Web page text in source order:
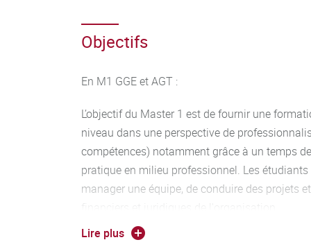
Les parcours de M1 GGE et AGT donnent
En M2:
Le Master 2 Smart City est suivi en formation
temps plein minimum et 6 mois temps plein
Une demi-journée (4h) est prévue en juin
semaine est banalisée en juillet pour
(colloque, workshops internationaux pour
webinaires. La présence aux cours pendant
Objectifs
En M1 GGE et AGT :
L’objectif du Master 1 est de fournir une
niveau dans une perspective de
compétences) notamment grâce à un temps
pratique en milieu professionnel. Les
manager une équipe, de conduire des projets
En M2:
Lire plus